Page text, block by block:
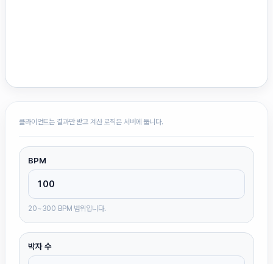
클라이언트는 결과만 받고 계산 로직은 서버에 둡니다.
BPM
20~300 BPM 범위입니다.
박자 수